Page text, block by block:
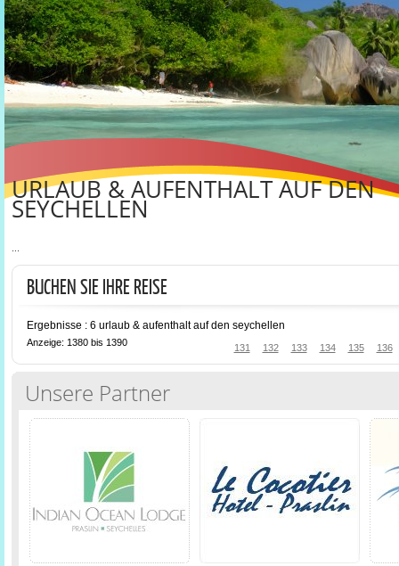
URLAUB & AUFENTHALT AUF DEN
SEYCHELLEN
...
BUCHEN SIE IHRE REISE
Ergebnisse : 6 urlaub & aufenthalt auf den seychellen
131 132 133 134 135 136
Anzeige: 1380 bis 1390
Unsere Partner